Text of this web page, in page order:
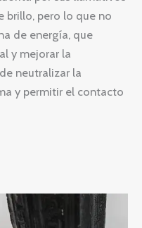
brillo, pero lo que no
de energía, que
y mejorar la
neutralizar la
y permitir el contacto